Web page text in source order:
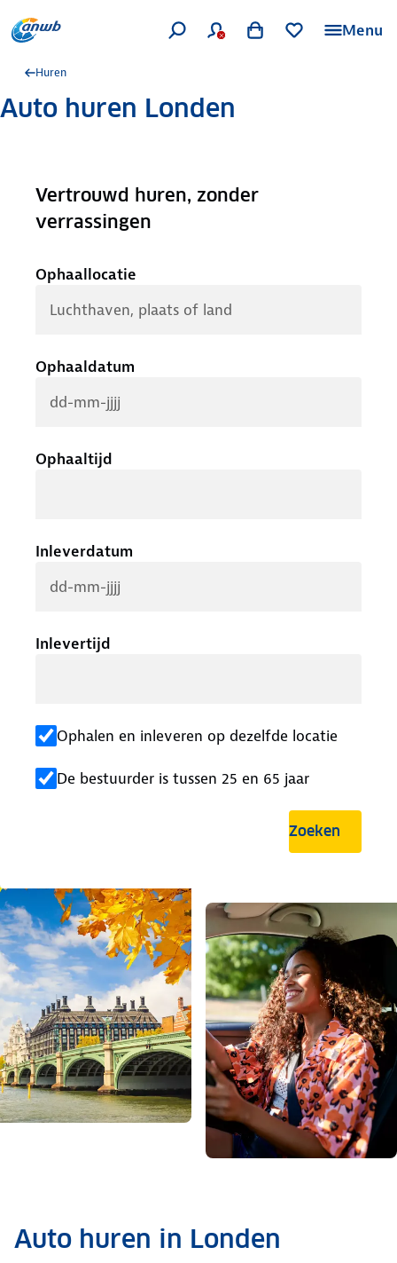
Menu
Huren
Auto huren Londen
Vertrouwd huren, zonder
verrassingen
Ophaallocatie
Ophaaldatum
Ophaaltijd
Inleverdatum
Inlevertijd
Ophalen en inleveren op dezelfde locatie
De bestuurder is tussen 25 en 65 jaar
Zoeken
Auto huren in Londen